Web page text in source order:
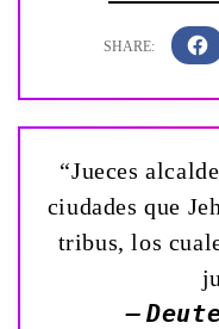
“Jueces
ciudades que
tribus, los
—